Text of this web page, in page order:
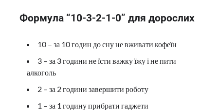
Формула “10-3-2-1-0” для дорослих
10 – за 10 годин до сну не вживати кофеїн
3 – за 3 години не їсти важку їжу і не пити
алкоголь
2 – за 2 години завершити роботу
1 – за 1 годину прибрати гаджети